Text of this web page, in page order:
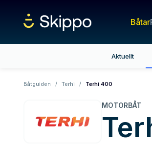
Båtar
Aktuellt
Båtguiden / Terhi / Terhi 400
MOTORBÅT